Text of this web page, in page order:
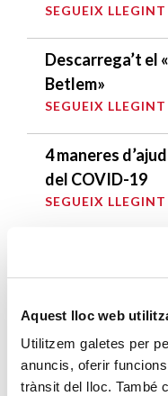
Aquest lloc web
Utilitzem galetes per
anuncis, oferir
trànsit del lloc. També
SEGUEIX LLEGINT
Descarrega’t el
Betlem»
SEGUEIX LLEGINT
4 maneres
del COVID-19
SEGUEIX LLEGINT
persones sense
pel programa
SEGUEIX LLEGINT